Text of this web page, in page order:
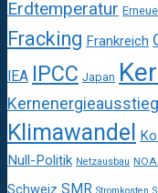
Erdtemperatur
Fracking Frankreich
IEA IPCC Japan
Kernenergieausstieg
Klimawandel
Null-Politik Netzausbau
Schweiz SMR Stromkosten